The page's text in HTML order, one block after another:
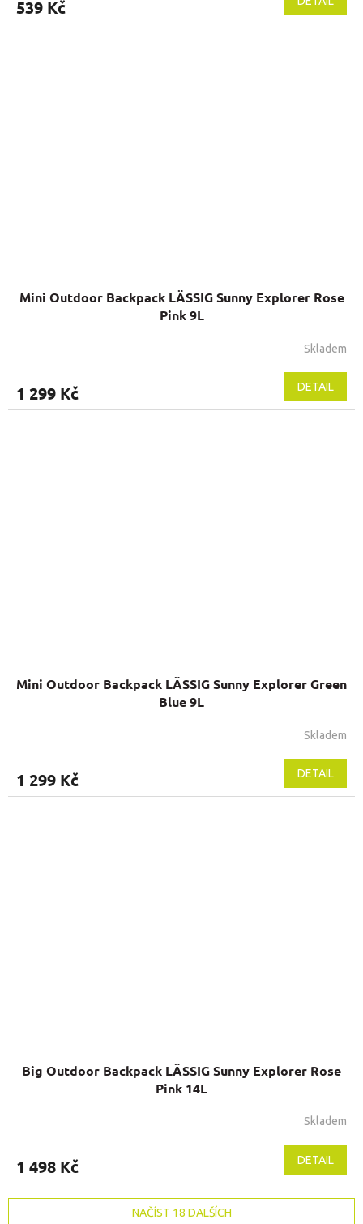
539 Kč
Mini Outdoor Backpack LÄSSIG Sunny Explorer Rose
Pink 9L
Skladem
1 299 Kč DETAIL
Mini Outdoor Backpack LÄSSIG Sunny Explorer Green
Blue 9L
Skladem
1 299 Kč DETAIL
Big Outdoor Backpack LÄSSIG Sunny Explorer Rose
Pink 14L
Skladem
1 498 Kč DETAIL
NAČÍST 18 DALŠÍCH